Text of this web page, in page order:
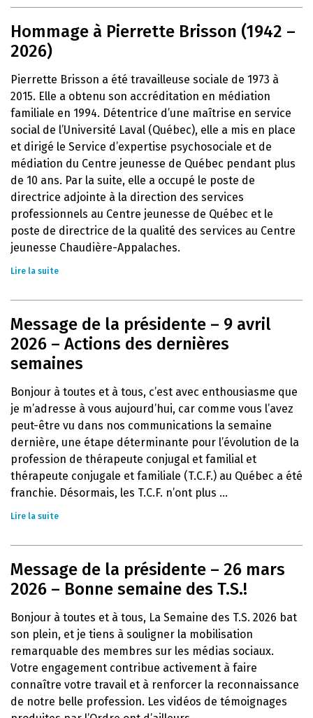
Hommage à Pierrette Brisson (1942 –
2026)
Pierrette Brisson a été travailleuse sociale de 1973 à
2015. Elle a obtenu son accréditation en médiation
familiale en 1994. Détentrice d’une maîtrise en service
social de l’Université Laval (Québec), elle a mis en place
et dirigé le Service d’expertise psychosociale et de
médiation du Centre jeunesse de Québec pendant plus
de 10 ans. Par la suite, elle a occupé le poste de
directrice adjointe à la direction des services
professionnels au Centre jeunesse de Québec et le
poste de directrice de la qualité des services au Centre
jeunesse Chaudière-Appalaches.
Lire la suite
Message de la présidente – 9 avril
2026 – Actions des dernières
semaines
Bonjour à toutes et à tous, c’est avec enthousiasme que
je m’adresse à vous aujourd’hui, car comme vous l’avez
peut-être vu dans nos communications la semaine
dernière, une étape déterminante pour l’évolution de la
profession de thérapeute conjugal et familial et
thérapeute conjugale et familiale (T.C.F.) au Québec a été
franchie. Désormais, les T.C.F. n’ont plus ...
Lire la suite
Message de la présidente – 26 mars
2026 – Bonne semaine des T.S.!
Bonjour à toutes et à tous, La Semaine des T.S. 2026 bat
son plein, et je tiens à souligner la mobilisation
remarquable des membres sur les médias sociaux.
Votre engagement contribue activement à faire
connaître votre travail et à renforcer la reconnaissance
de notre belle profession. Les vidéos de témoignages